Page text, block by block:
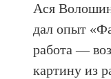
Ася
дал опыт
работа —
картину из